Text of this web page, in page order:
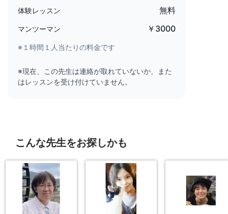
体験レッスン 無料
マンツーマン ￥3000
※１時間１人当たりの料金です
※現在、この先生は連絡が取れていないか、また
はレッスンを受け付けていません。
こんな先生をお探しかも